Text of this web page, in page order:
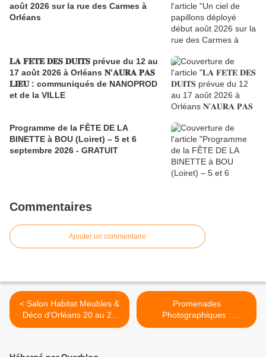
août 2026 sur la rue des Carmes à
Orléans
𝐋𝐀 𝐅𝐄𝐓𝐄 𝐃𝐄𝐒 𝐃𝐔𝐈𝐓𝐒 prévue du 12 au
17 août 2026 à Orléans 𝐍’𝐀𝐔𝐑𝐀 𝐏𝐀𝐒
𝐋𝐈𝐄𝐔 : communiqués de NANOPROD
et de la VILLE
Programme de la FÊTE DE LA
BINETTE à BOU (Loiret) – 5 et 6
septembre 2026 - GRATUIT
Commentaires
Ajouter un commentaire
< Salon Habitat Meubles &
Déco d'Orléans 20 au 22
septembre 2024 -
Promenades
Photographiques :
Exposition FAIRE LA VILLE